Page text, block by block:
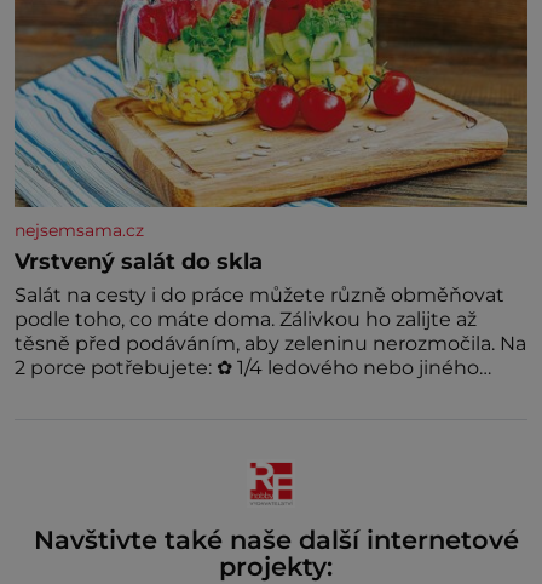
nejsemsama.cz
Vrstvený salát do skla
Salát na cesty i do práce můžete různě obměňovat
podle toho, co máte doma. Zálivkou ho zalijte až
těsně před podáváním, aby zeleninu nerozmočila. Na
2 porce potřebujete: ✿ 1/4 ledového nebo jiného
Navštivte také naše další internetové
projekty: